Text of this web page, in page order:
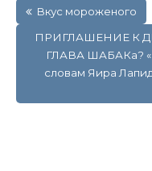
по
записям
Вкус мороженого
ПРИГЛАШЕНИЕ К
ГЛАВА ШАБАКа?
словам Яира